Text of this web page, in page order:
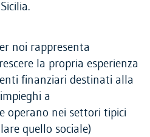
noi rappresenta
la propria esperienza
finanziari destinati alla
a
operano nei settori tipici
quello sociale)